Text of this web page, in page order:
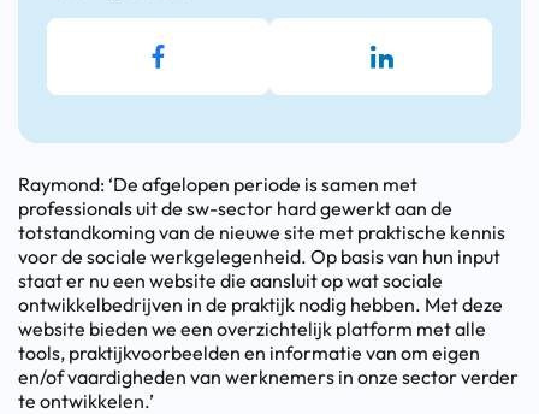
Raymond: ‘De afgelopen periode is samen met
professionals uit de sw-sector hard gewerkt aan de
totstandkoming van de nieuwe site met praktische kennis
voor de sociale werkgelegenheid. Op basis van hun input
staat er nu een website die aansluit op wat sociale
ontwikkelbedrijven in de praktijk nodig hebben. Met deze
website bieden we een overzichtelijk platform met alle
tools, praktijkvoorbeelden en informatie van om eigen
en/of vaardigheden van werknemers in onze sector verder
te ontwikkelen.’